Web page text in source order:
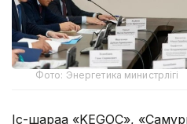
Фото: Энергетика министрлігі
Іс-шараға «KEGOC»,